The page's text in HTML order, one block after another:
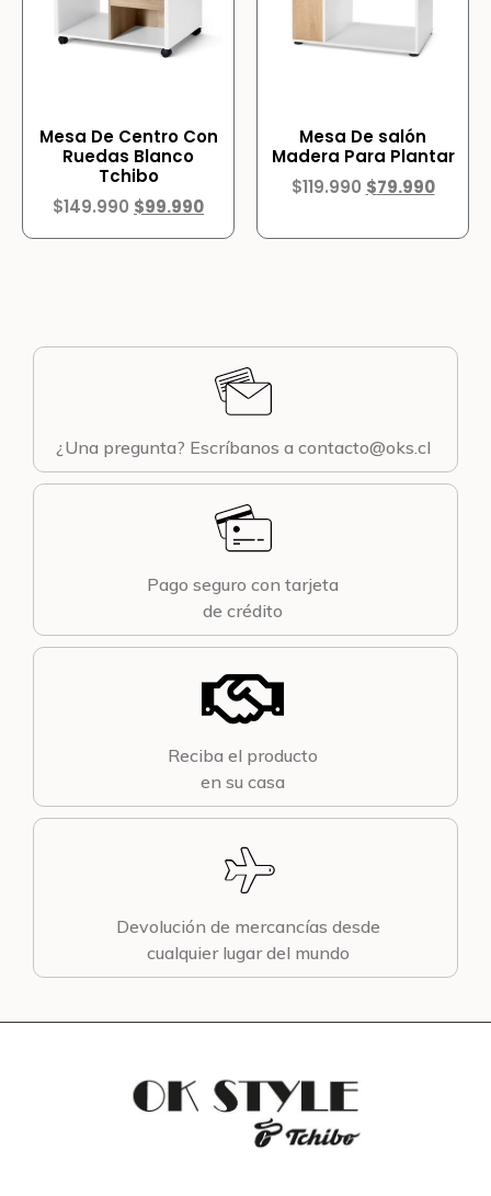
Mesa De Centro Con
Ruedas Blanco
Tchibo
$149.990 $99.990
Mesa De salón
Madera Para Plantar
$119.990 $79.990
¿Una pregunta? Escríbanos a contacto@oks.cl
Pago seguro con tarjeta
de crédito
Reciba el producto
en su casa
Devolución de mercancías desde
cualquier lugar del mundo